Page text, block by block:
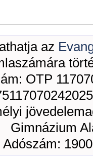
az
OTP
Gimnázium
Adószám: